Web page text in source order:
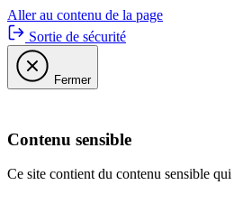
Aller au contenu de la page
Sortie de sécurité
Fermer
Contenu sensible
Ce site contient du contenu sensible